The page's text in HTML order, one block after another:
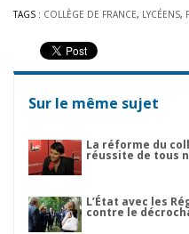
TAGS : COLLÈGE DE FRANCE, LYCÉENS,
Sur le même sujet
La réforme du
réussite de tous
L’État avec les
contre le